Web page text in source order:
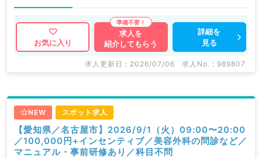
お気に入り
求人を
紹介してもらう
詳細を
見る
求人更新日 : 2026/07/06 求人No. : 989807
NEW スポット求人
【愛知県／名古屋市】2026/9/1（火）09:00〜20:00
／100,000円+インセンティブ／美容外科の問診など／
マニュアル・事前研修あり／科目不問